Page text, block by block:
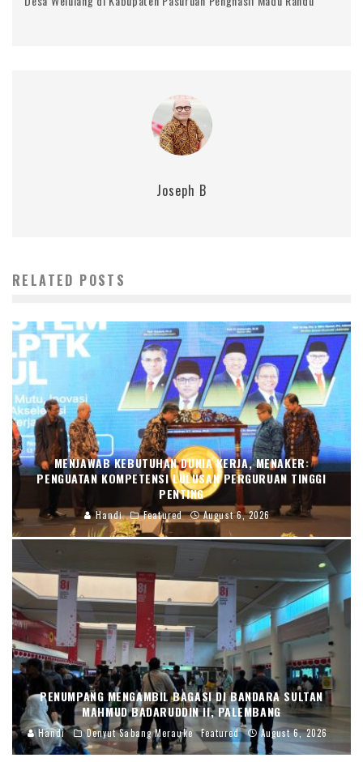
Joseph B
RELATED POSTS
MENJAWAB KEBUTUHAN DUNIA KERJA, MENAKER:
PENGUATAN KOMPETENSI LULUSAN PERGURUAN TINGGI
PENTING
Handi Featured August 6, 2026
PENUMPANG MENGAMBIL BAGASI DI BANDARA SULTAN
MAHMUD BADARUDDIN II, PALEMBANG
Handi Denyut Sabang Merauke Featured August 6, 2026